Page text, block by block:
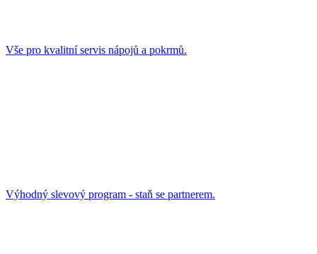
Vše pro kvalitní servis nápojů a pokrmů.
Výhodný slevový program - staň se partnerem.